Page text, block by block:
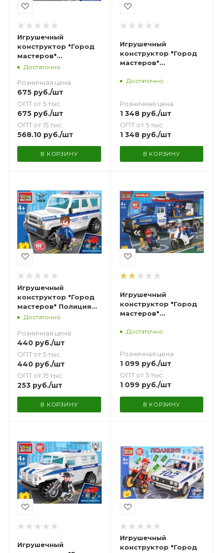
Игрушечный
конструктор "Город
мастеров"
Полицейская Lada
Достаточно
Розничная цена
675 руб./шт
ОПТ от 5 тыс.
675 руб./шт
ОПТ от 15 тыс.
568.10 руб./шт
В КОРЗИНУ
Игрушечный
конструктор "Город
мастеров"
дежурная часть 114
Достаточно
Розничная цена
1 348руб./шт
ОПТ от 5 тыс.
1 348руб./шт
В КОРЗИНУ
Игрушечный
конструктор "Город
мастеров" Полиция
UAZ Hunter 51 дет.
Достаточно
Розничная цена
440 руб./шт
ОПТ от 5 тыс.
440 руб./шт
ОПТ от 15 тыс.
253 руб./шт
В КОРЗИНУ
Игрушечный
конструктор "Город
мастеров"
Урал-4320 погоня за
Достаточно
Розничная цена
1 099 руб./шт
ОПТ от 5 тыс.
1 099 руб./шт
В КОРЗИНУ
Игрушечный
Игрушечный
конструктор "Город